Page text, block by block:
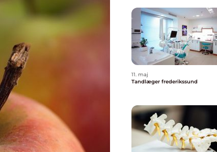
11. maj
Tandlæger frederikssund